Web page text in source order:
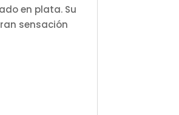
en plata. Su
sensación